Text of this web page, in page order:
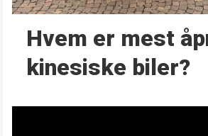
Hvem er mest
kinesiske biler?